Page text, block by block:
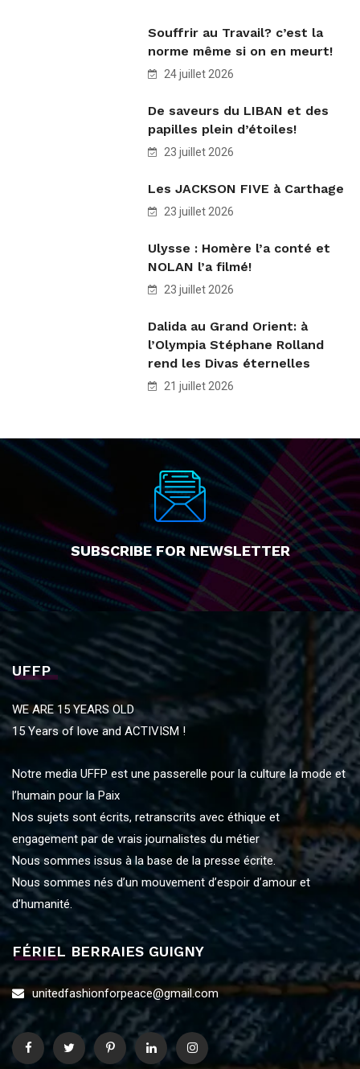
Souffrir au Travail? c’est la
norme même si on en meurt!
24 juillet 2026
De saveurs du LIBAN et des
papilles plein d’étoiles!
23 juillet 2026
Les JACKSON FIVE à Carthage
23 juillet 2026
Ulysse : Homère l’a conté et
NOLAN l’a filmé!
23 juillet 2026
Dalida au Grand Orient: à
l’Olympia Stéphane Rolland
rend les Divas éternelles
21 juillet 2026
SUBSCRIBE FOR NEWSLETTER
UFFP
WE ARE 15 YEARS OLD
15 Years of love and ACTIVISM !
Notre media UFFP est une passerelle pour la culture la mode et
l’humain pour la Paix
Nos sujets sont écrits, retranscrits avec éthique et
engagement par de vrais journalistes du métier
Nous sommes issus à la base de la presse écrite.
Nous sommes nés d’un mouvement d’espoir d’amour et
d’humanité.
FÉRIEL BERRAIES GUIGNY
unitedfashionforpeace@gmail.com